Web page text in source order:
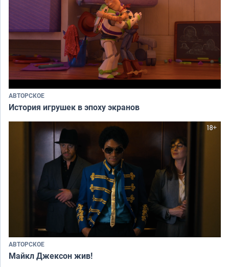
АВТОРСКОЕ
История игрушек в эпоху экранов
АВТОРСКОЕ
Майкл Джексон жив!